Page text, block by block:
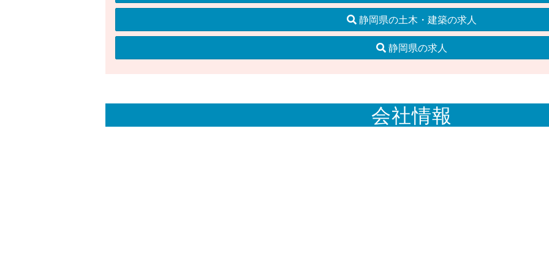
静岡県の土木・建築の求人
静岡県の求人
会社情報